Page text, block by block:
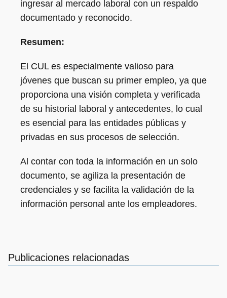
ingresar al mercado laboral con un respaldo
documentado y reconocido.
Resumen:
El CUL es especialmente valioso para
jóvenes que buscan su primer empleo, ya que
proporciona una visión completa y verificada
de su historial laboral y antecedentes, lo cual
es esencial para las entidades públicas y
privadas en sus procesos de selección.
Al contar con toda la información en un solo
documento, se agiliza la presentación de
credenciales y se facilita la validación de la
información personal ante los empleadores.
Publicaciones relacionadas